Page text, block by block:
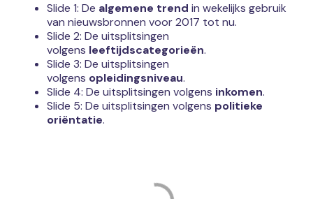
Slide 1: De algemene trend in wekelijks gebruik
van nieuwsbronnen voor 2017 tot nu.
Slide 2: De uitsplitsingen
volgens leeftijdscategorieën.
Slide 3: De uitsplitsingen
volgens opleidingsniveau.
Slide 4: De uitsplitsingen volgens inkomen.
Slide 5: De uitsplitsingen volgens politieke
oriëntatie.